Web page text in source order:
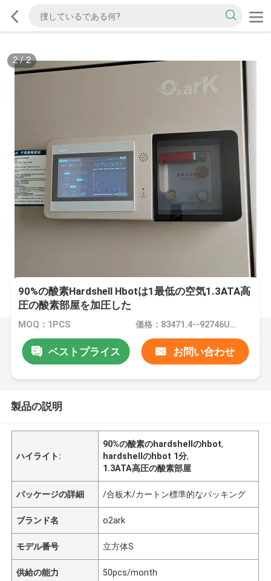
2/2
90%の酸素Hardshell Hbotは1最低の空気1.3ATA高
圧の酸素部屋を加圧した
MOQ：1PCS 価格：83471.4--92746USD
ベストプライス お問い合わせ
製品の説明
ハイライト:
90%の酸素のhardshellのhbot,
hardshellのhbot 1分,
1.3ATA高圧の酸素部屋
パッケージの詳細 /合板木/カートン標準的なパッキング
ブランド名 o2ark
モデル番号 立方体S
供給の能力 50pcs/month